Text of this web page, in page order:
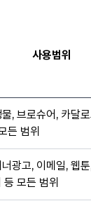
사용범위
, 브로슈어, 카달
든 범위
광고, 이메일, 웹
등 모든 범위